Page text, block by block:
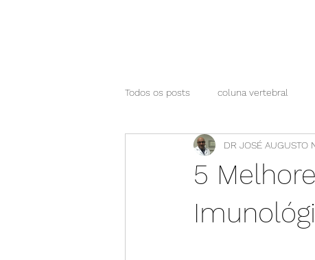
Todos os posts coluna vertebral
5
DR JOSÉ AUGUSTO